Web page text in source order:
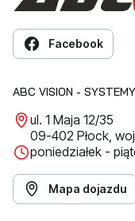
Facebook
ABC VISION -
ul. 1 Maja 12/35
09-402 Płock,
poniedziałek -
Mapa dojazdu